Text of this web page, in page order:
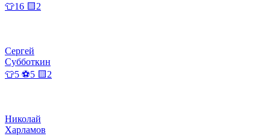
👕16 🟨2
Сергей
Субботкин
👕5 ⚽5 🟨2
Николай
Харламов